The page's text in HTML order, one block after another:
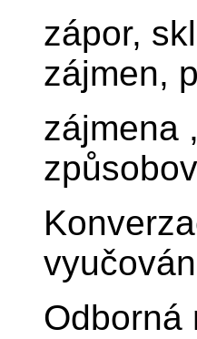
zápor,
zájmen,
zájmena
Odborná